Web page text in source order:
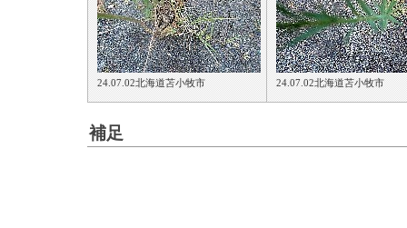
24.07.02北海道苫小牧市 24.07.02北海道苫小牧市
補足